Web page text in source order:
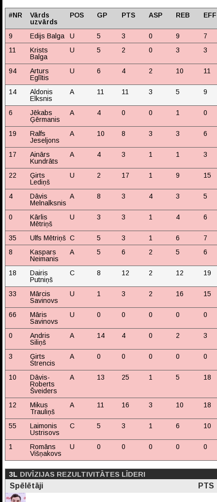
#NR
Vārds
uzvārds
POS GP PTS ASP REB EFF
9 Edijs Balga U 5 3 0 9
7
11
Krists
Balga
U 5 2 0 3 3
94
Arturs
Eglītis
U 6 4 2 10 11
14
Aldonis
Elksnis
A 11 11 3 5 9
6
Jēkabs
Ģērmanis
A 4 0 0 1 0
19
Ralfs
Jeseljons
A 10 8 3 3 6
17
Ainārs
Kundrāts
A 4 3 1 1 3
22
Ģirts
Lediņš
U 2 17 1 9 15
4
Dāvis
Melnalksnis
A 8 3 4 3 5
0
Kārlis
Mētriņš
U 3 3 1 4 6
35 Ulfs Mētriņš C 5 3 1 6
7
8
Kaspars
Neimanis
A 5 6 2 5 6
18
Dairis
Putniņš
C 8 12 2 12 19
33
Mārcis
Savinovs
U 1 3 2 16 15
66
Māris
Savinovs
U 0 0 0 0 0
0
Andris
Siliņš
A 14 4 0 2 3
3
Ģirts
Strencis
A 0 0 0 0 0
10
Dāvis-
Roberts
Šveiders
A 13 25 1 5 18
12
Mikus
Trauliņš
A 11 16 3 10 18
55
Laimonis
Ustrisovs
C 5 3 1 6 10
1
Romāns
Višņakovs
U 0 0 0 0 0
3L DIVĪZIJAS REZULTIVITĀTES LĪDERI
Spēlētāji
PTS